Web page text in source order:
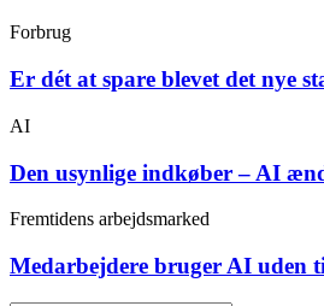
Forbrug
Er dét at spare blevet det nye
AI
Den usynlige indkøber – AI
Fremtidens arbejdsmarked
Medarbejdere bruger AI